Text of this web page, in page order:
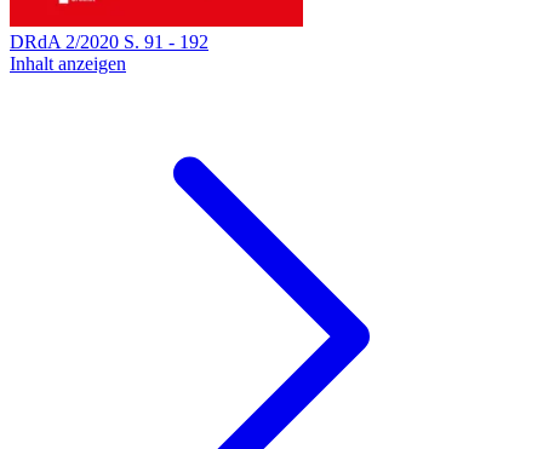
DRdA 2/2020 S. 91 - 192
Inhalt anzeigen